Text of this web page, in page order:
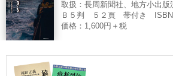
取扱：長周新聞社、地方小出版
Ｂ５判 ５２頁 帯付き ISBN
価格：1,600円＋税